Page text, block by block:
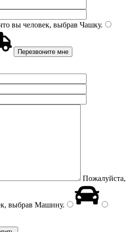
вы человек, выбрав Чашку.
Пожалуйста,
выбрав Машину.